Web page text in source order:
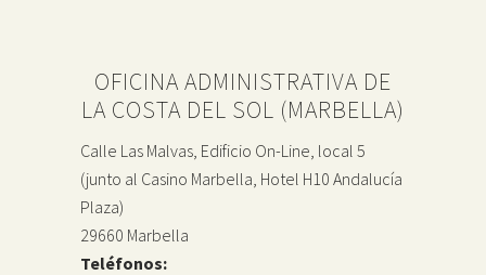
OFICINA ADMINISTRATIVA DE
LA COSTA DEL SOL (MARBELLA)
Calle Las Malvas, Edificio On-Line, local 5
(junto al Casino Marbella, Hotel H10 Andalucía
Plaza)
29660 Marbella
Teléfonos: